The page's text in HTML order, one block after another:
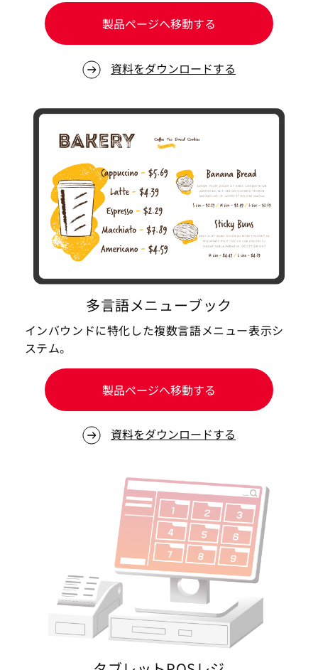
製品ページへ移動する
資料をダウンロードする
多言語メニューブック
インバウンドに特化した複数言語メニュー表示シ
ステム。
製品ページへ移動する
資料をダウンロードする